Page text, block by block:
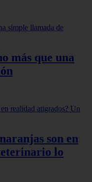
más que una
son en
lo